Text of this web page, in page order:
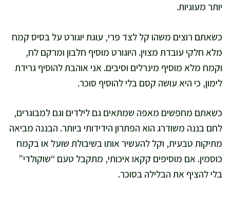
יותר מעוגיות.
כשאתם רוצים משהו קל לצד פרי, עוגת יוגורט על בסיס קמח
מלא חלקי עובדת מצוין. היוגורט מוסיף חלבון ומרקם לח,
וקמח מלא מוסיף מינרלים וסיבים. אני אוהבת להוסיף גרידת
לימון, כי היא עושה קסם בלי להוסיף סוכר.
כשאתם מחפשים מאפה שמתאים גם לילדים וגם למבוגרים,
לחם בננה משודרג הוא הפתרון הידידותי ביותר. הבננה מביאה
מתיקות טבעית, וקל להעשיר אותו בשיבולת שועל או בקמח
כוסמין. אם מוסיפים קקאו איכותי, מתקבל טעם “שוקולדי”
בלי להציף את הבלילה בסוכר.